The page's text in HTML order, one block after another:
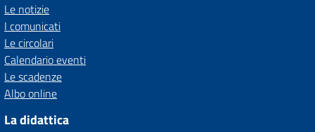
Le notizie
I comunicati
Le circolari
Calendario eventi
Le scadenze
Albo online
La didattica